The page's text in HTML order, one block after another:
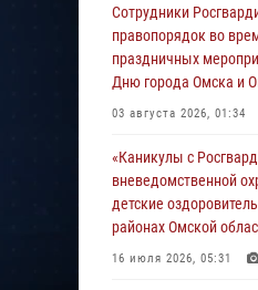
Всероссийская акция
Росгвардией»
области
31 июля 2026, 09:22
Росгвардии прошла
управлению
30 июля 2026, 04:39
Росгвардия
Сотрудники
правопорядок во
праздничных
Дню города Омска и
03 августа 2026, 01:34
«Каникулы с
вневедомственной
детские
районах Омской
16 июля 2026, 05:31